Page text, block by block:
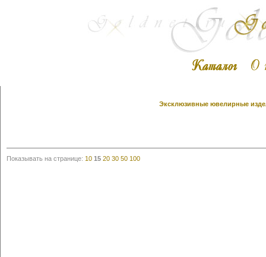
Эксклюзивные ювелирные
Показывать на странице: 10 15 20 30 50 100